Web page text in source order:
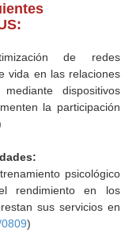
de redes
vida en las relaciones
mediante dispositivos
la participación
psicológico
rendimiento en los
sus servicios en
)